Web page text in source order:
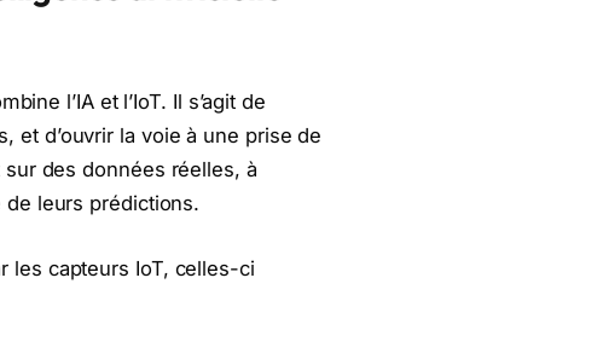
l’IA et l’IoT. Il s’agit de
et d’ouvrir la voie à une prise de
des données réelles, à
leurs prédictions.
les capteurs IoT, celles-ci